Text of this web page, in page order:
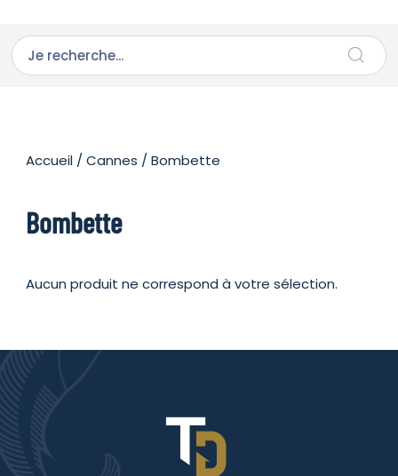
Accueil /Cannes / Bombette
Bombette
Aucun produit ne correspond à votre sélection.